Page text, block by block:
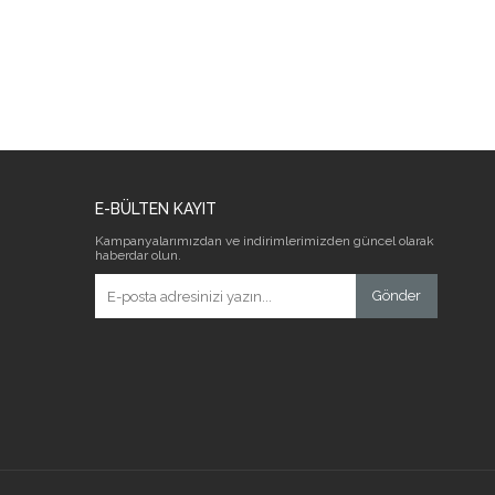
E-BÜLTEN KAYIT
Kampanyalarımızdan ve indirimlerimizden güncel olarak
haberdar olun.
Gönder